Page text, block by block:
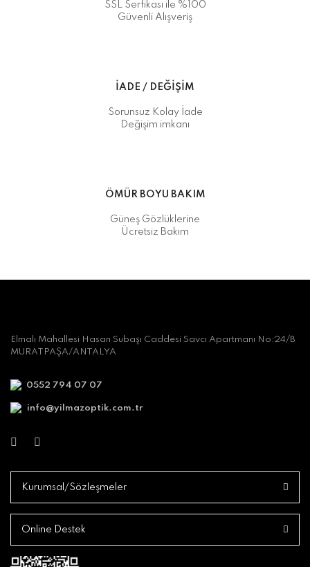
SSL Serfikası ile %100
Güvenli Alışveriş
İADE / DEĞİŞİM
Sorunsuz Kolay İade
Değişim imkanı
ÖMÜR BOYU BAKIM
Güneş Gözlüklerine
Ücretsiz Bakım
Elmalı Mahallesi Hasan Subaşı Caddesi Savcı Apartmanı No:24/B
MURATPAŞA/ANTALYA
0552 794 07 07
info@yilmazoptik.com.tr
Kurumsal/Sözleşmeler
Online Destek